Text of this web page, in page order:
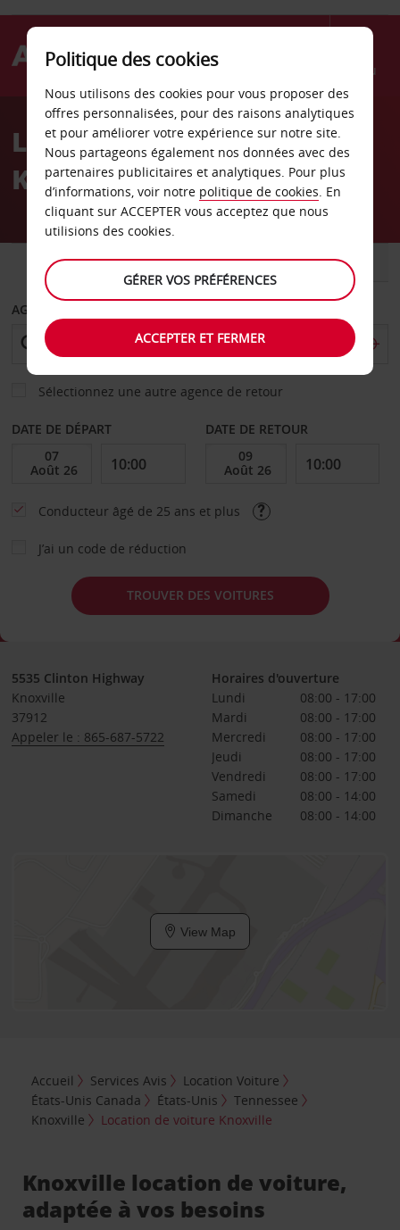
Menu
AvisLocation de voiture
Knoxville
VOITURE UTILITAIRE
AGENCE DE DÉPART
Sélectionnez une autre agence de retour
DATE DE DÉPART DATE DE RETOUR
Conducteur âgé de 25 ans et plus
J’ai un code de réduction
TROUVER DES VOITURES
5535 Clinton Highway
Knoxville
37912
Appeler le : 865-687-5722
Horaires d'ouverture
Lundi
08:00 - 17:00
Mardi
08:00 - 17:00
Mercredi
08:00 - 17:00
Jeudi
08:00 - 17:00
Vendredi
08:00 - 17:00
Samedi
08:00 - 14:00
Dimanche
08:00 - 14:00
View Map
Accueil Services Avis
Location Voiture
États-Unis Canada
États-Unis
Tennessee
Knoxville
Location de voiture Knoxville
Knoxville location de voiture,
adaptée à vos besoins
Politique des cookies
Nous utilisons des cookies pour vous proposer des
offres personnalisées, pour des raisons analytiques
et pour améliorer votre expérience sur notre site.
Nous partageons également nos données avec des
partenaires publicitaires et analytiques. Pour plus
d’informations, voir notre politique de cookies. En
cliquant sur ACCEPTER vous acceptez que nous
utilisions des cookies.
GÉRER VOS PRÉFÉRENCES
ACCEPTER ET FERMER